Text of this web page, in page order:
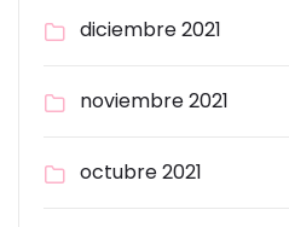
diciembre 2021
noviembre 2021
octubre 2021